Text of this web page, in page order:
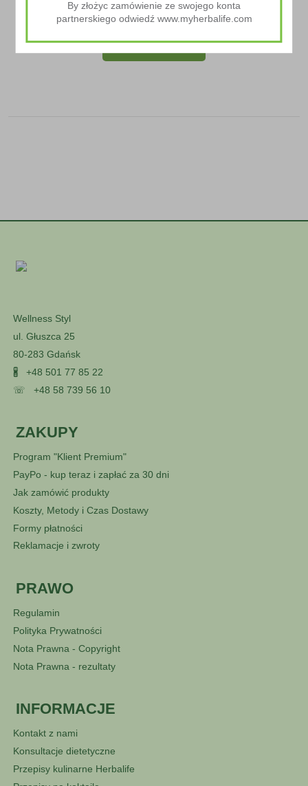
272.00zł
Wellness Styl
ul. Głuszca 25
80-283 Gdańsk
🖁 +48 501 77 85 22
☏ +48 58 739 56 10
ZAKUPY
Program "Klient Premium"
PayPo - kup teraz i zapłać za 30 dni
Jak zamówić produkty
Koszty, Metody i Czas Dostawy
Formy płatności
Reklamacje i zwroty
PRAWO
Regulamin
Polityka Prywatności
Nota Prawna - Copyright
Nota Prawna - rezultaty
INFORMACJE
Kontakt z nami
Konsultacje dietetyczne
Przepisy kulinarne Herbalife
By złożyc zamówienie ze swojego konta
partnerskiego odwiedź www.myherbalife.com